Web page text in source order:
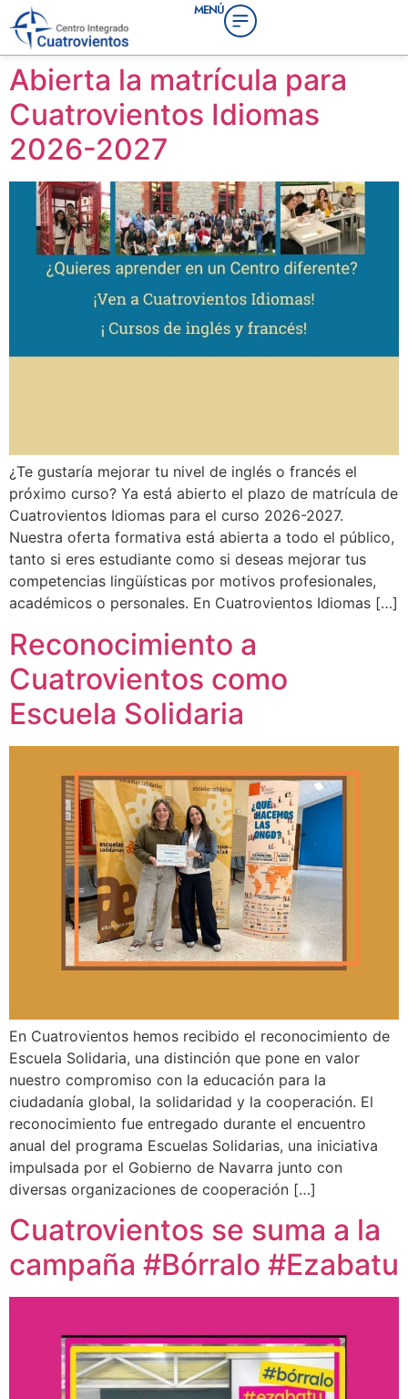
contenido MENÚ
Abierta la matrícula para
Cuatrovientos Idiomas
2026-2027
¿Te gustaría mejorar tu nivel de inglés o francés el
próximo curso? Ya está abierto el plazo de matrícula de
Cuatrovientos Idiomas para el curso 2026-2027.
Nuestra oferta formativa está abierta a todo el público,
tanto si eres estudiante como si deseas mejorar tus
competencias lingüísticas por motivos profesionales,
académicos o personales. En Cuatrovientos Idiomas […]
Reconocimiento a
Cuatrovientos como
Escuela Solidaria
En Cuatrovientos hemos recibido el reconocimiento de
Escuela Solidaria, una distinción que pone en valor
nuestro compromiso con la educación para la
ciudadanía global, la solidaridad y la cooperación. El
reconocimiento fue entregado durante el encuentro
anual del programa Escuelas Solidarias, una iniciativa
impulsada por el Gobierno de Navarra junto con
diversas organizaciones de cooperación […]
Cuatrovientos se suma a la
campaña #Bórralo #Ezabatu